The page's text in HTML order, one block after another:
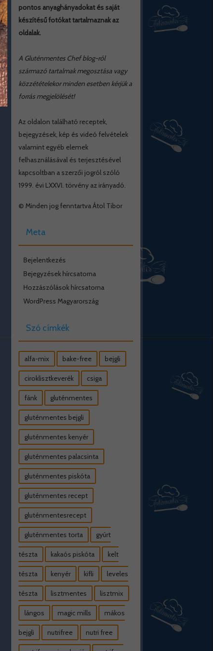
pontos anyaghányadokat és saját
készítésű fotókat tartalmaznak az
oldalak.
A Gluténmentes Chef blog-ról
származó tartalmak megosztása vagy
közzétételekor minden esetben kérjük a
forrás megjelölését!
Az oldalon található receptek,
bejegyzések, kép és videó felvételek
valamint egyéb elemek
felhasználásával és terjesztésével
kapcsoltban a szerzői jogról szóló
1999. évi LXXVI. törvény az irányadó.
© Minden jog fenntartva Átol Tibor
Meta
Bejelentkezés
Bejegyzések hírcsatorna
Hozzászólások hírcsatorna
WordPress Magyarország
Szó címkék
alfa-mix bake-free bejgli
ciroklisztkeverék csiga
fánk gluténmentes
gluténmentes bejgli
gluténmentes kenyér
gluténmentes palacsinta
gluténmentes piskóta
gluténmentes recept
gluténmentesrecept
gluténmentes torta gyúrt
tészta kakaós piskóta kelt
tészta kenyér kifli leveles
tészta lisztmentes lisztmix
lángos magic mills mákos
bejgli nutrifree nutri free